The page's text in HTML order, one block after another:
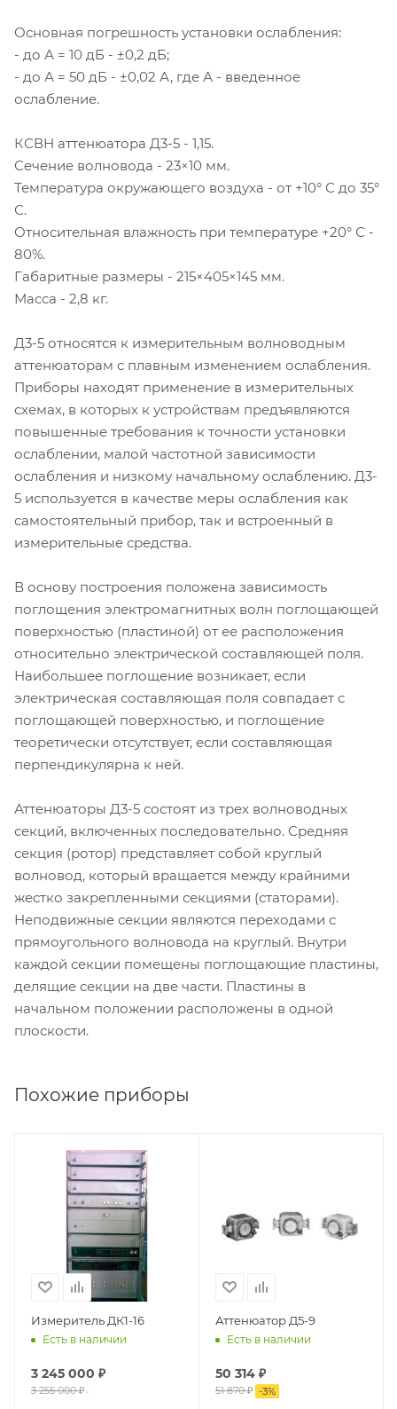
Основная погрешность установки ослабления:
- до А = 10 дБ - ±0,2 дБ;
- до А = 50 дБ - ±0,02 А, где А - введенное
ослабление.
КСВН аттенюатора Д3-5 - 1,15.
Сечение волновода - 23×10 мм.
Температура окружающего воздуха - от +10° С до 35°
С.
Относительная влажность при температуре +20° С -
80%.
Габаритные размеры - 215×405×145 мм.
Масса - 2,8 кг.
Д3-5 относятся к измерительным волноводным
аттенюаторам с плавным изменением ослабления.
Приборы находят применение в измерительных
схемах, в которых к устройствам предъявляются
повышенные требования к точности установки
ослаблении, малой частотной зависимости
ослабления и низкому начальному ослаблению. Д3-
5 используется в качестве меры ослабления как
самостоятельный прибор, так и встроенный в
измерительные средства.
В основу построения положена зависимость
поглощения электромагнитных волн поглощающей
поверхностью (пластиной) от ее расположения
относительно электрической составляющей поля.
Наибольшее поглощение возникает, если
электрическая составляющая поля совпадает с
поглощающей поверхностью, и поглощение
теоретически отсутствует, если составляющая
перпендикулярна к ней.
Аттенюаторы Д3-5 состоят из трех волноводных
секций, включенных последовательно. Средняя
секция (ротор) представляет собой круглый
волновод, который вращается между крайними
жестко закрепленными секциями (статорами).
Неподвижные секции являются переходами с
прямоугольного волновода на круглый. Внутри
каждой секции помещены поглощающие пластины,
делящие секции на две части. Пластины в
начальном положении расположены в одной
плоскости.
Похожие приборы
Измеритель ДК1-16
Есть в наличии
3 245 000 ₽
3 255 000₽
Аттенюатор Д5-9
Есть в наличии
50 314 ₽
51 870₽ -3%